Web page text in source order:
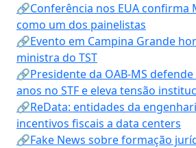
🔗Conferência nos EUA confirma
como um dos painelistas
🔗Evento em Campina Grande
ministra do TST
🔗Presidente da OAB-MS
anos no STF e eleva tensão
🔗ReData: entidades da
incentivos fiscais a data centers
🔗Fake News sobre formação